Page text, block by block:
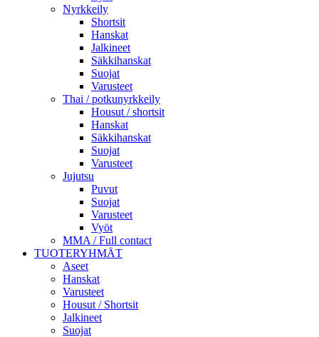
Nyrkkeily
Shortsit
Hanskat
Jalkineet
Säkkihanskat
Suojat
Varusteet
Thai / potkunyrkkeily
Housut / shortsit
Hanskat
Säkkihanskat
Suojat
Varusteet
Jujutsu
Puvut
Suojat
Varusteet
Vyöt
MMA / Full contact
TUOTERYHMÄT
Aseet
Hanskat
Varusteet
Housut / Shortsit
Jalkineet
Suojat